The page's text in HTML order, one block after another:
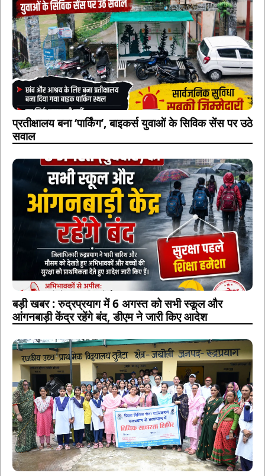
प्रतीक्षालय बना ‘पार्किंग’, बाइकर्स युवाओं के सिविक सेंस पर उठे
सवाल
बड़ी खबर : रुद्रप्रयाग में 6 अगस्त को सभी स्कूल और
आंगनबाड़ी केंद्र रहेंगे बंद, डीएम ने जारी किए आदेश